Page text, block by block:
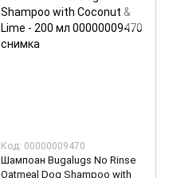
Код: 00000009470
Шампоан Bugalugs No Rinse
Oatmeal Dog Shampoo with